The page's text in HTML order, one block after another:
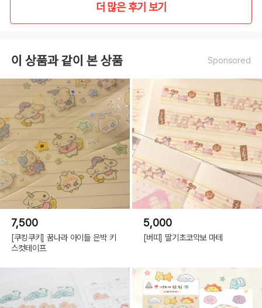
더 많은 후기 보기
이 상품과 같이 본 상품 Sponsored
7,500
[쿠킹쿠키] 꿈나라 아이들 은박 키
스컷테이프
5,000
[버띠] 딸기초코악보 마테